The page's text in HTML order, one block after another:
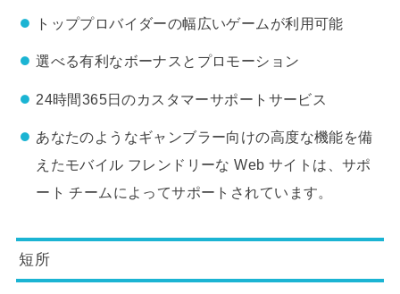
トッププロバイダーの幅広いゲームが利用可能
選べる有利なボーナスとプロモーション
24時間365日のカスタマーサポートサービス
あなたのようなギャンブラー向けの高度な機能を備
えたモバイル フレンドリーな Web サイトは、サポ
ート チームによってサポートされています。
短所